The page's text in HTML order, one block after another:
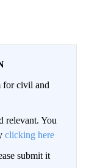
for civil and
relevant. You
clicking here
submit it